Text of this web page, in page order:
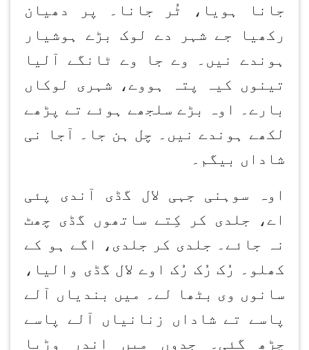
جانا ہویا، ٹُر جانا۔ پر دھیان
رکھیا جے شہر دے لوک بڑے ہوشیار
ہوندے نیں۔ وے جا وے ٹانگے آلیا
تینوں کیہ پتہ ہووے، شہری لوکاں
بارے۔ اوہ بڑے سلجھے ہوئے تے پڑھے
لکھے ہوندے نیں۔ چل ہن جا۔ آجا نی
شاداں بیگم۔
اوہ سوہنی جہی لال گڈی آندی پئی
اے، جلدی کر کِتے ساتھوں گڈی چھٹ
نہ جائے۔ جلدی کر جلدی، اگے ہو کے
کھلو۔ رُک رُک رُک اوے لال گڈی والیا،
سانوں وی بٹھا لے۔ میں بندیاں آلے
پاسے تے شاداں زنانیاں آلے پاسے
چڑھ گئی۔ جدوں میں اندر وڑیا